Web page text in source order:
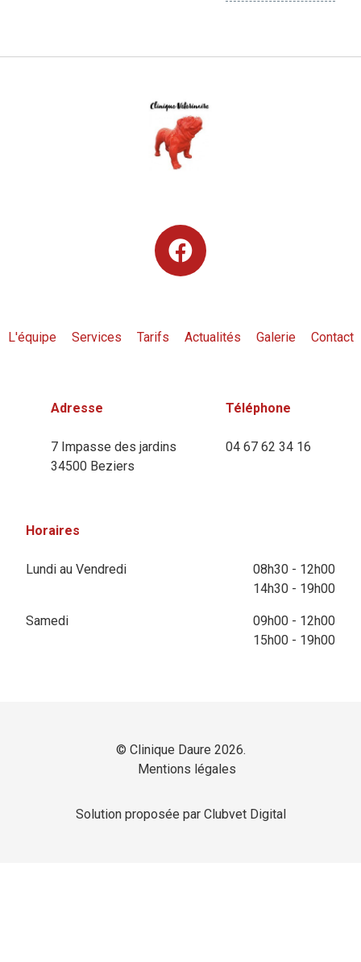
L'équipe Services Tarifs Actualités Galerie Contact
Adresse
7 Impasse des jardins
34500 Beziers
Téléphone
04 67 62 34 16
Horaires
Lundi au Vendredi
08h30 - 12h00
14h30 - 19h00
Samedi
09h00 - 12h00
15h00 - 19h00
© Clinique Daure 2026.
Mentions légales
Solution proposée par Clubvet Digital